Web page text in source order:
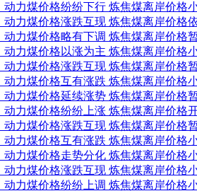
动力煤价格纷纷下行 炼焦煤离岸价格
动力煤价格涨跌互现 炼焦煤离岸价格
动力煤价格略有下调 炼焦煤离岸价格
动力煤价格以涨为主 炼焦煤离岸价格
动力煤价格涨跌互现 炼焦煤离岸价格
动力煤价格互有涨跌 炼焦煤离岸价格
动力煤价格延续涨势 炼焦煤离岸价格
动力煤价格纷纷上涨 炼焦煤离岸价格
动力煤价格涨跌互现 炼焦煤离岸价格
动力煤价格互有涨跌 炼焦煤离岸价格
动力煤价格走势分化 炼焦煤离岸价格
动力煤价格涨跌互现 炼焦煤离岸价格
动力煤价格纷纷上调 炼焦煤离岸价格